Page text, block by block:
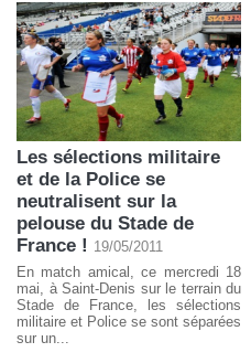
Les sélections militaire
et de la Police se
neutralisent sur la
pelouse du Stade de
France ! 19/05/2011
En match amical, ce mercredi 18
mai, à Saint-Denis sur le terrain du
Stade de France, les sélections
militaire et Police se sont séparées
sur un...